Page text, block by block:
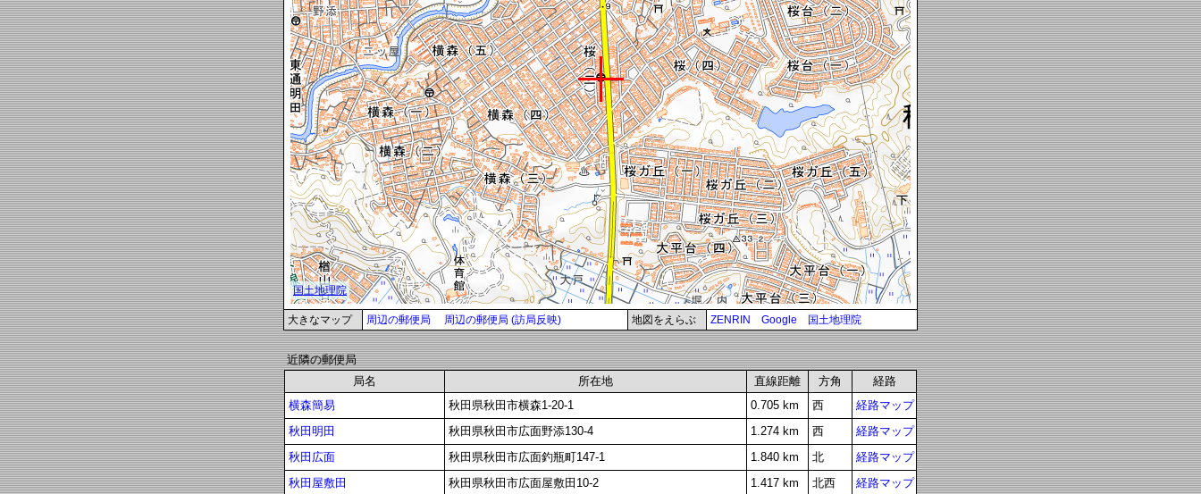
大きなマップ 周辺の郵便局 周辺の郵便局 (訪局反映) 地図をえらぶ ZENRIN Google 国土地理院
近隣の郵便局
局名
所在地 直線距離 方角
経路
横森簡易
秋田県秋田市横森1-20-1 0.705 km 西
経路マップ
秋田明田
秋田県秋田市広面野添130-4 1.274 km 西
経路マップ
秋田広面
秋田県秋田市広面釣瓶町147-1 1.840 km 北
経路マップ
秋田屋敷田
秋田県秋田市広面屋敷田10-2 1.417 km 北西
経路マップ